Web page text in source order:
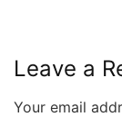
Leave a
Your email